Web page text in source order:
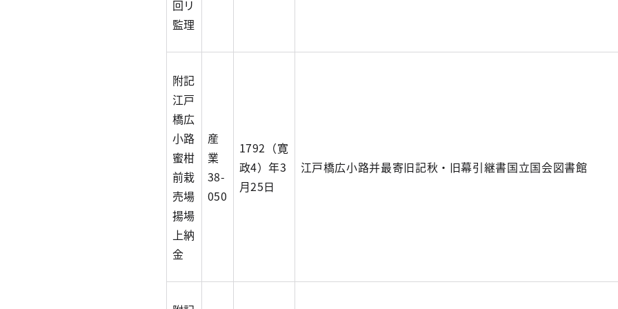
回リ
監理
附記
江戸
橋広
小路
蜜柑
前栽
売場
揚場
上納
金
産
業
38-
050
1792（寛
政4）年3
月25日
江戸橋広小路并最寄旧記秋・旧幕引継書国立国会図書館